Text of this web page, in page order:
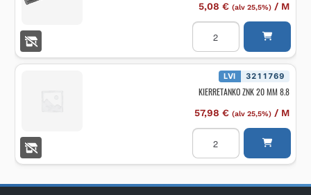
5,08 € (alv 25,5%)/ M
KIERRETANKO
NOVIPRO
8
MM
määrä LVI 3211769
KIERRETANKO ZNK 20 MM 8.8
57,98 € (alv 25,5%)/ M
KIERRETANKO
MM